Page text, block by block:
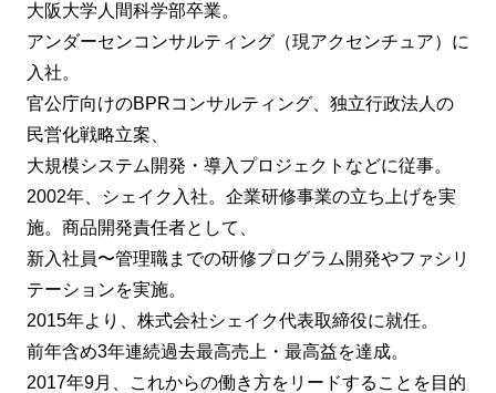
大阪大学人間科学部卒業。
アンダーセンコンサルティング（現アクセンチュア）に
入社。
官公庁向けのBPRコンサルティング、独立行政法人の
民営化戦略立案、
大規模システム開発・導入プロジェクトなどに従事。
2002年、シェイク入社。企業研修事業の立ち上げを実
施。商品開発責任者として、
新入社員〜管理職までの研修プログラム開発やファシリ
テーションを実施。
2015年より、株式会社シェイク代表取締役に就任。
前年含め3年連続過去最高売上・最高益を達成。
2017年9月、これからの働き方をリードすることを目的